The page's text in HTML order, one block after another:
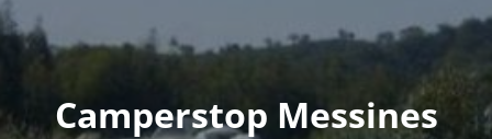
Camperstop Messines